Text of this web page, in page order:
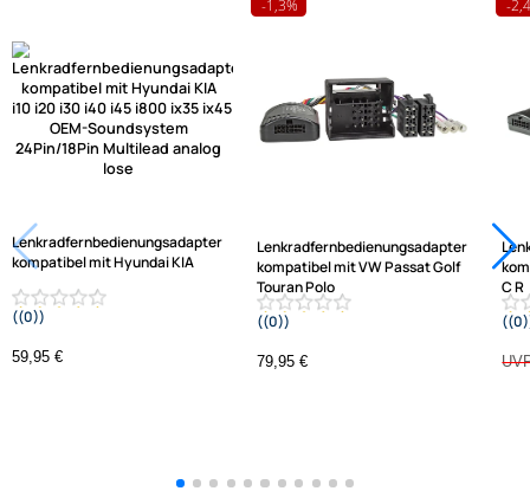
Hilfreiche Links
passende Produkte
Ähnliche Produkte anzeigen
Jetzt auf Rechnung kaufen